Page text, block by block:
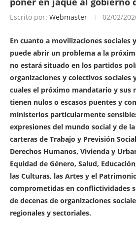
Escrito por: Webmaster 02/02/
En cuanto a movilizaciones sociales
puede abrir un problema a la
no estará situado en los partidos
organizaciones y colectivos sociales
cuales el próximo mandatario y sus
tienen nulos o escasos puentes y
ministerios particularmente
expresiones del mundo social y de
carteras de Trabajo y Previsión
Derechos Humanos, Vivienda y
Equidad de Género, Salud,
las Culturas, las Artes y el
comprometidas en conflictividades
de decenas de organizaciones
regionales y sectoriales.